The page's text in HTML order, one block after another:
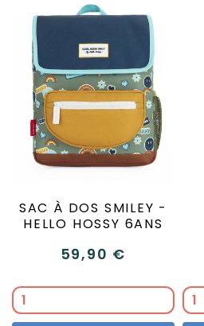
SAC À DOS SMILEY -
HELLO HOSSY 6ANS
59,90 €